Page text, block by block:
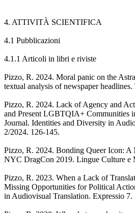
4. ATTIVITÀ SCIENTIFICA
4.1 Pubblicazioni
4.1.1 Articoli in libri e riviste
Pizzo, R. 2024. Moral panic on the
textual analysis of newspaper
Pizzo, R. 2024. Lack of Agency and
and Present LGBTQIA+ Communities
Journal. Identities and Diversity in
2/2024. 126-145.
Pizzo, R. 2024. Bonding Queer Icon:
NYC DragCon 2019. Lingue Culture e
Pizzo, R. 2023. When a Lack of
Missing Opportunities for Political
in Audiovisual Translation. Expressio 7.